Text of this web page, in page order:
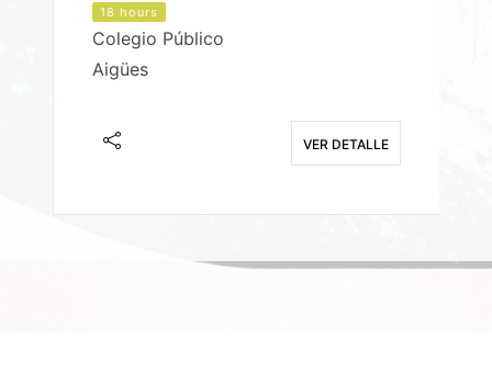
18 hours
Colegio Público
Aigües
VER DETALLE